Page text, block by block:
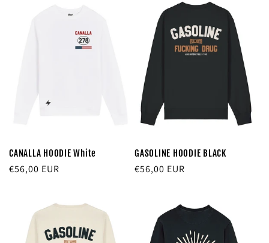
CANALLA HOODIE White
Precio
€56,00 EUR
GASOLINE HOODIE BLACK
Precio
€56,00 EUR